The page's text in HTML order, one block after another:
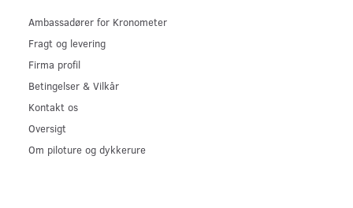
Ambassadører for Kronometer
Fragt og levering
Firma profil
Betingelser & Vilkår
Kontakt os
Oversigt
Om piloture og dykkerure